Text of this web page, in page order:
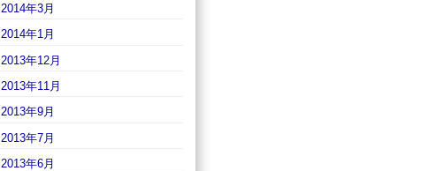
2014年3月
2014年1月
2013年12月
2013年11月
2013年9月
2013年7月
2013年6月